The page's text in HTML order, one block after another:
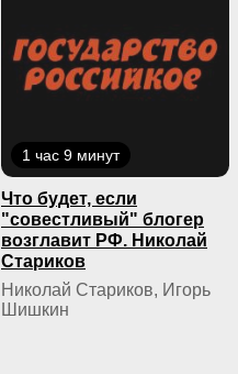
1 час 9 минут
Что будет, если
"совестливый" блогер
возглавит РФ. Николай
Стариков
Николай Стариков, Игорь
Шишкин